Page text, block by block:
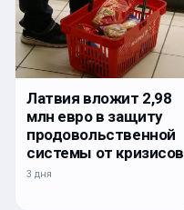
Латвия вложит 2,98
млн евро в защиту
продовольственной
системы от кризисов
3 дня